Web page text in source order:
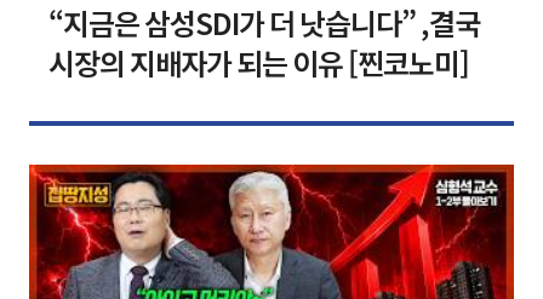
“지금은 삼성SDI가 더 낫습니다” ,결국
시장의 지배자가 되는 이유 [찐코노미]